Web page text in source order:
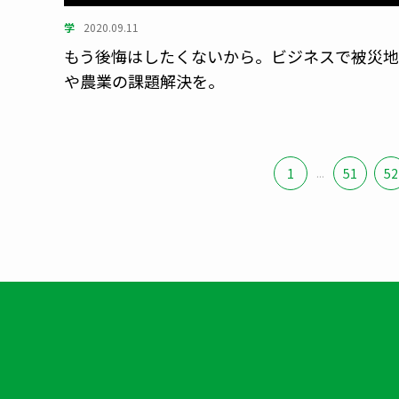
学 2020.09.11
もう後悔はしたくないから。ビジネスで被災地
や農業の課題解決を。
1 ... 51 52